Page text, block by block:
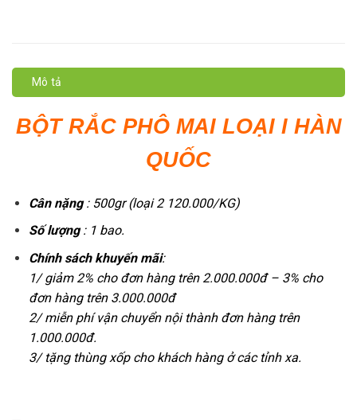
Mô tả
BỘT RẮC PHÔ MAI LOẠI I HÀN
QUỐC
Cân nặng: 500gr (loại 2 120.000/KG)
Số lượng: 1 bao.
Chính sách khuyến mãi:
1/ giảm 2% cho đơn hàng trên 2.000.000đ – 3% cho
đơn hàng trên 3.000.000đ
2/ miễn phí vận chuyển nội thành đơn hàng trên
1.000.000đ.
3/ tặng thùng xốp cho khách hàng ở các tỉnh xa.